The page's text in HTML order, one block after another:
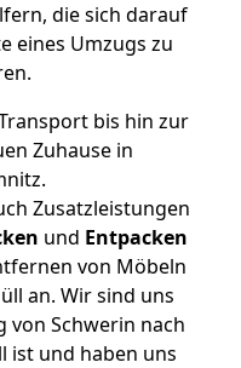
die sich darauf
eines Umzugs zu
bis hin zur
Zuhause in
Zusatzleistungen
und Entpacken
von Möbeln
an. Wir sind uns
von Schwerin nach
ist und haben uns